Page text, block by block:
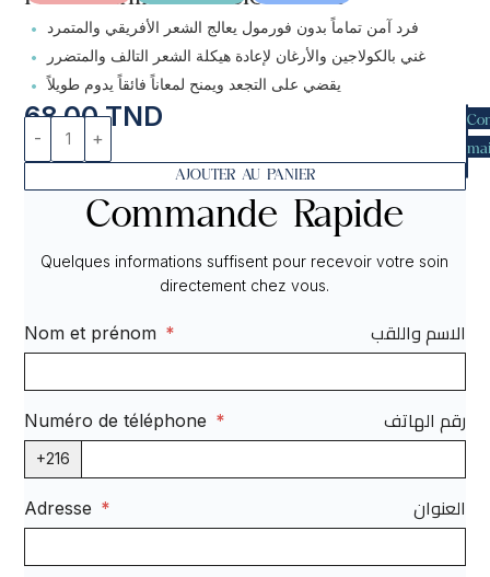
• فرد آمن تماماً بدون فورمول يعالج الشعر الأفريقي والمتمرد
• غني بالكولاجين والأرغان لإعادة هيكلة الشعر التالف والمتضرر
• يقضي على التجعد ويمنح لمعاناً فائقاً يدوم طويلاً
68.00TND
AJOUTER AU PANIER
Commande Rapide
Quelques informations suffisent pour recevoir votre soin
directement chez vous.
Nom et prénom * الاسم واللقب
Numéro de téléphone * رقم الهاتف
+216
Adresse * العنوان